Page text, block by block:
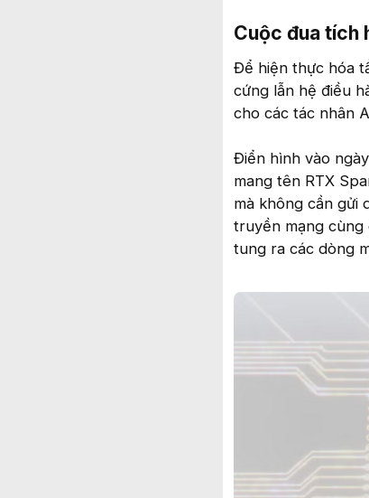
Cuộc đua tích
Để hiện thực hóa
cứng lẫn hệ điều
cho các tác nhân
Điển hình vào
mang tên RTX
mà không cần gửi
truyền mạng cùng
tung ra các dòng